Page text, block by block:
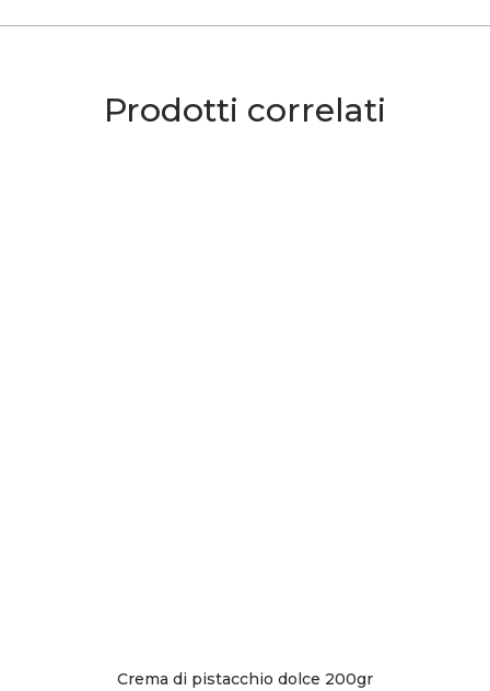
Prodotti correlati
Crema di pistacchio dolce 200gr